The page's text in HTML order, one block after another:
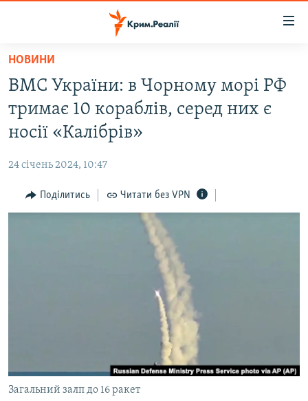
Перейти
основного
матеріалу
Перейти
до
основної
Перейти
до
ВОДА.КРИМ
ВІДЕО ТА ФОТО
БЛОГИ
ПОГЛЯД
УКРАЇНСЬКА ПРОБЛЕМА КРИМУ
ІНФОГРАФІКА
ДОЛУЧАЙСЯ!
НОВИНИ
ВМС України: в Чорному морі РФ
тримає 10 кораблів, серед них є
носії «Калібрів»
24 січень 2024, 10:47
Поділитись Читати без VPN
Загальний залп до 16 ракет